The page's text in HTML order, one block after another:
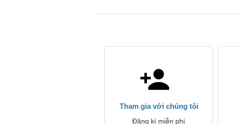
Tham gia với chúng tôi
Đăng kí miễn phí